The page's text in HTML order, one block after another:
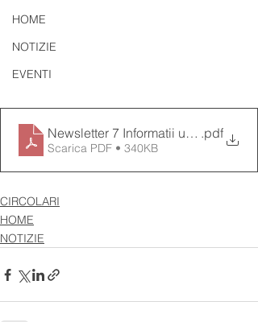
HOME
NOTIZIE
EVENTI
Newsletter 7 Informatii utile.pdf
Scarica PDF • 340KB
CIRCOLARI
HOME
NOTIZIE